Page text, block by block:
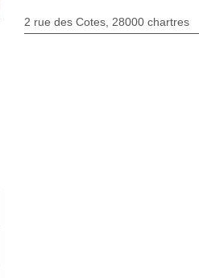
2 rue des Cotes, 28000 chartres